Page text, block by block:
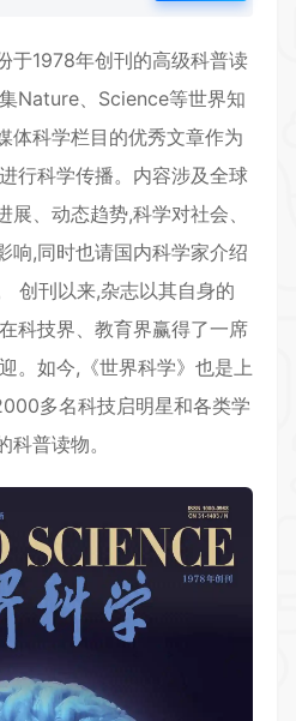
于1978年创刊的高级科普读
Nature、Science等世界知
体科学栏目的优秀文章作为
行科学传播。内容涉及全球
、动态趋势,科学对社会、
响,同时也请国内科学家介绍
创刊以来,杂志以其自身的
科技界、教育界赢得了一席
。如今,《世界科学》也是上
多名科技启明星和各类学
普读物。